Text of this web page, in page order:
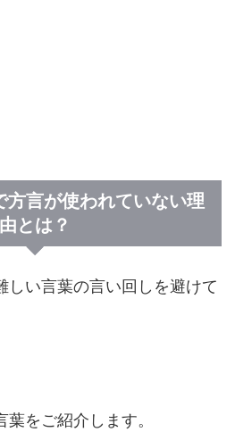
方言が使われていない理
由とは？
しい言葉の言い回しを避けて
をご紹介します。